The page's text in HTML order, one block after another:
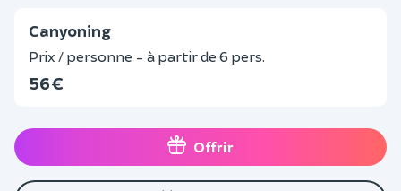
Canyoning
Prix / personne - à partir de 6 pers.
56 €
Offrir